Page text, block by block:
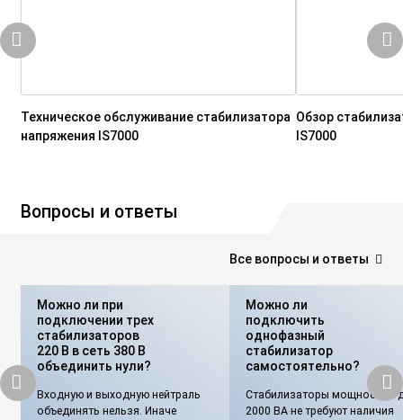
Техническое обслуживание стабилизатора
напряжения IS7000
Обзор
IS7000
Вопросы и ответы
Все вопросы и ответы
Можно ли при
подключении трех
стабилизаторов
220 В в сеть 380 В
объединить нули?
Входную и выходную нейтраль
объединять нельзя. Иначе
Можно ли
подключить
однофазный
стабилизатор
самостоятельно?
Стабилизаторы мощностью
2000 ВА не требуют наличия